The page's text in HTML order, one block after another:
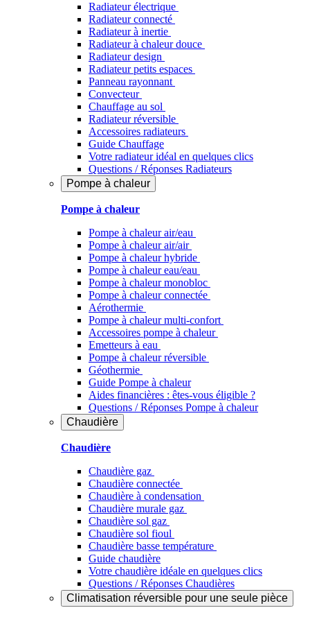
Radiateur électrique
Radiateur connecté
Radiateur à inertie
Radiateur à chaleur douce
Radiateur design
Radiateur petits espaces
Panneau rayonnant
Convecteur
Chauffage au sol
Radiateur réversible
Accessoires radiateurs
Guide Chauffage
Votre radiateur idéal en quelques clics
Questions / Réponses Radiateurs
Pompe à chaleur
Pompe à chaleur
Pompe à chaleur air/eau
Pompe à chaleur air/air
Pompe à chaleur hybride
Pompe à chaleur​ eau/eau
Pompe à chaleur monobloc
Pompe à chaleur connectée
Aérothermie
Pompe à chaleur multi-confort
Accessoires pompe à chaleur
Emetteurs à eau
Pompe à chaleur réversible
Géothermie
Guide Pompe à chaleur
Aides financières : êtes-vous éligible ?
Questions / Réponses Pompe à chaleur
Chaudière
Chaudière
Chaudière gaz
Chaudière connectée
Chaudière à condensation
Chaudière murale gaz
Chaudière sol gaz
Chaudière sol fioul
Chaudière basse température
Guide chaudière
Votre chaudière idéale en quelques clics
Questions / Réponses Chaudières
Climatisation réversible pour une seule pièce